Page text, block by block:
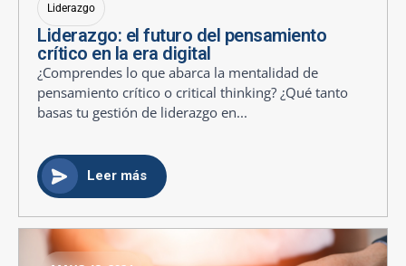
Liderazgo
Liderazgo: el futuro del pensamiento
crítico en la era digital
¿Comprendes lo que abarca la mentalidad de
pensamiento crítico o critical thinking? ¿Qué tanto
basas tu gestión de liderazgo en...
Leer más